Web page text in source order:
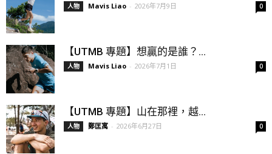
人物 Mavis Liao - 2026年7月9日 0
【UTMB 專題】想贏的是誰？...
人物 Mavis Liao - 2026年7月1日 0
【UTMB 專題】山在那裡，越...
人物 鄭匡寓 - 2026年6月27日 0